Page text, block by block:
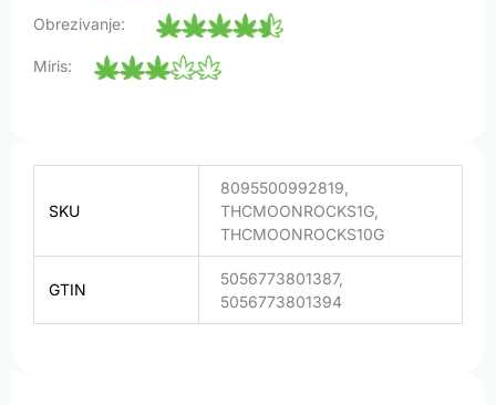
Obrezivanje:
Miris:
SKU
8095500992819,
THCMOONROCKS1G,
THCMOONROCKS10G
GTIN
5056773801387,
5056773801394